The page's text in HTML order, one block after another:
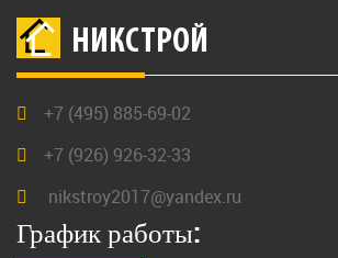
НИКСТРОЙ
+7 (495) 885-69-02
+7 (926) 926-32-33
nikstroy2017@yandex.ru
График работы: